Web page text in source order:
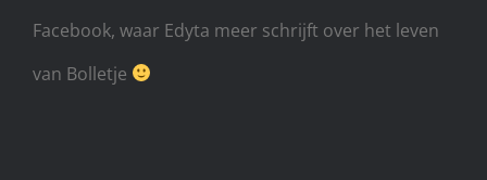
Facebook, waar Edyta meer schrijft over het leven
van Bolletje